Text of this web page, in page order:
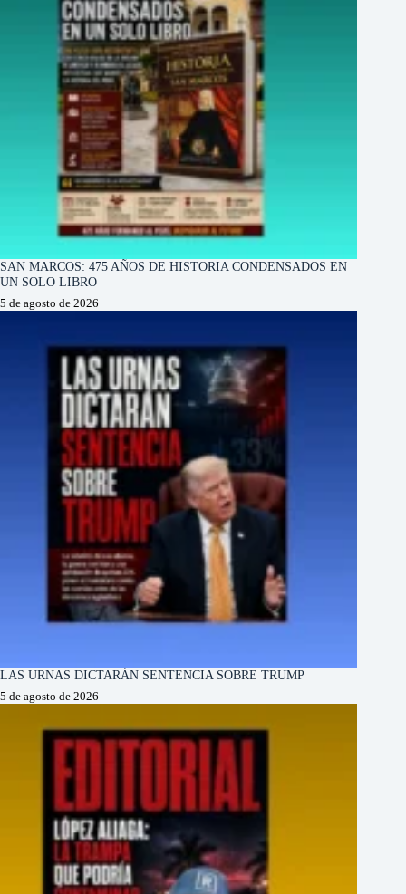
SAN MARCOS: 475 AÑOS DE HISTORIA CONDENSADOS EN
UN SOLO LIBRO
5 de agosto de 2026
LAS URNAS DICTARÁN SENTENCIA SOBRE TRUMP
5 de agosto de 2026